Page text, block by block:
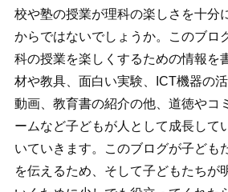
校や塾の授業が理科の楽しさを十分
からではないでしょうか。このブロ
科の授業を楽しくするための情報を
材や教具、面白い実験、ICT機器の
動画、教育書の紹介の他、道徳やコ
ームなど子どもが人として成長して
いていきます。このブログが子ども
を伝えるため、そして子どもたちが